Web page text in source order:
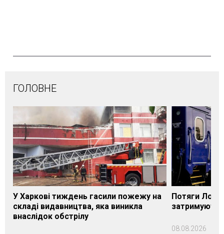
ГОЛОВНЕ
У Харкові тиждень гасили пожежу на
складі видавництва, яка виникла
внаслідок обстрілу
Потяги
08.08.2026